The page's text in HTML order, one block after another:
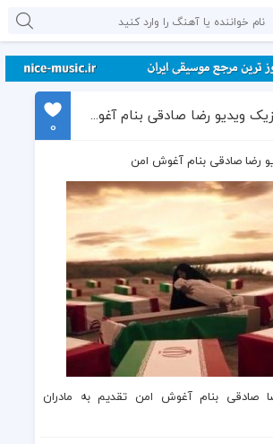
دانلود موزیک ویدیو رضا صادقی بنام آغوش امن
0
رضا صادقی بنام آغوش امن
صادقی بنام آغوش امن تقدیم به مادران